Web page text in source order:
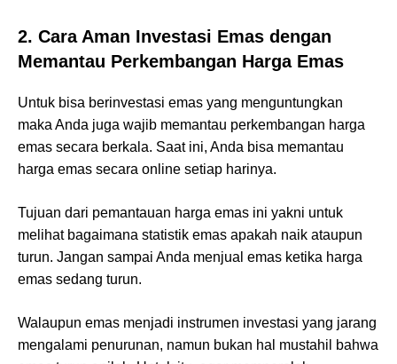
2. Cara Aman Investasi Emas dengan
Memantau Perkembangan Harga Emas
Untuk bisa berinvestasi emas yang menguntungkan
maka Anda juga wajib memantau perkembangan harga
emas secara berkala. Saat ini, Anda bisa memantau
harga emas secara online setiap harinya.
Tujuan dari pemantauan harga emas ini yakni untuk
melihat bagaimana statistik emas apakah naik ataupun
turun. Jangan sampai Anda menjual emas ketika harga
emas sedang turun.
Walaupun emas menjadi instrumen investasi yang jarang
mengalami penurunan, namun bukan hal mustahil bahwa